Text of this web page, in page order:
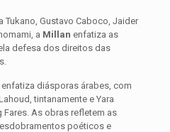
Tukano, Gustavo Caboco, Jaider
a Millan enfatiza as
defesa dos direitos das
enfatiza diásporas árabes, com
tintanamente e Yara
Fares. As obras refletem as
poéticos e